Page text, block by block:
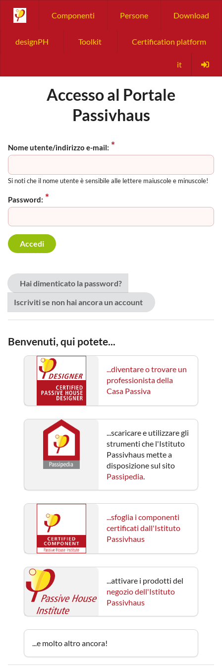
Componenti Persone Download
designPH Toolkit Certification platform
it
Accesso al Portale
Passivhaus
Nome utente/indirizzo e-mail:
Si noti che il nome utente è sensibile alle lettere maiuscole e minuscole!
Password:
Hai dimenticato la password?
Iscriviti se non hai ancora un account
Benvenuti, qui potete...
...diventare o trovare un
professionista della
Casa Passiva
...scaricare e utilizzare gli
strumenti che l'Istituto
Passivhaus mette a
disposizione sul sito
Passipedia.
...sfoglia i componenti
certificati dall'Istituto
Passivhaus
...attivare i prodotti del
negozio dell'Istituto
Passivhaus
...e molto altro ancora!